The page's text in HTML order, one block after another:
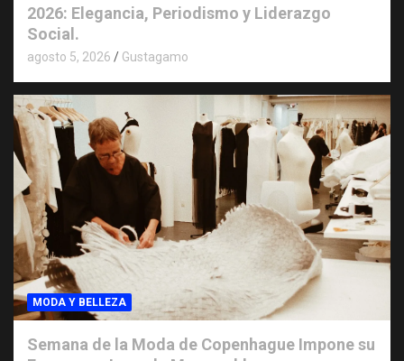
2026: Elegancia, Periodismo y Liderazgo
Social.
agosto 5, 2026 Gustagamo
MODA Y BELLEZA
Semana de la Moda de Copenhague Impone su